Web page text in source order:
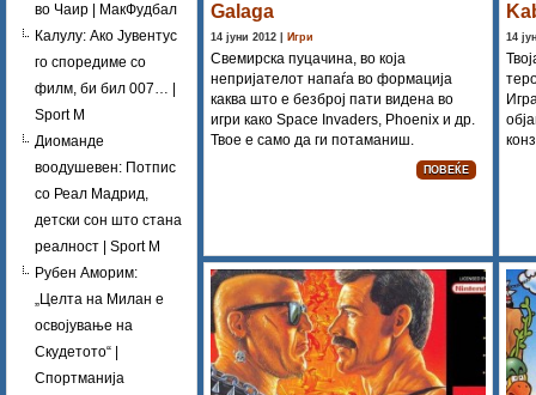
во Чаир | МакФудбал
Калулу: Ако Јувентус
го споредиме со
филм, би бил 007… |
Sport M
Диоманде
воодушевен: Потпис
со Реал Мадрид,
детски сон што стана
реалност | Sport M
Рубен Аморим:
„Целта на Милан е
освојување на
Скудетото“ |
Спортманија
Galaga
14 јуни 2012 | Игри
Свемирска пуцачина, во која
непријателот напаѓа во формација
каква што е безброј пати видена во
игри како Space Invaders, Phoenix и др.
Твое е само да ги потаманиш.
ПОВЕЌЕ
14